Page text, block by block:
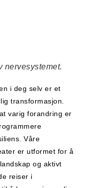
nervesystemet.
i deg selv er et
transformasjon.
varig forandring er
Våre
er utformet for å
og aktivt
reiser i